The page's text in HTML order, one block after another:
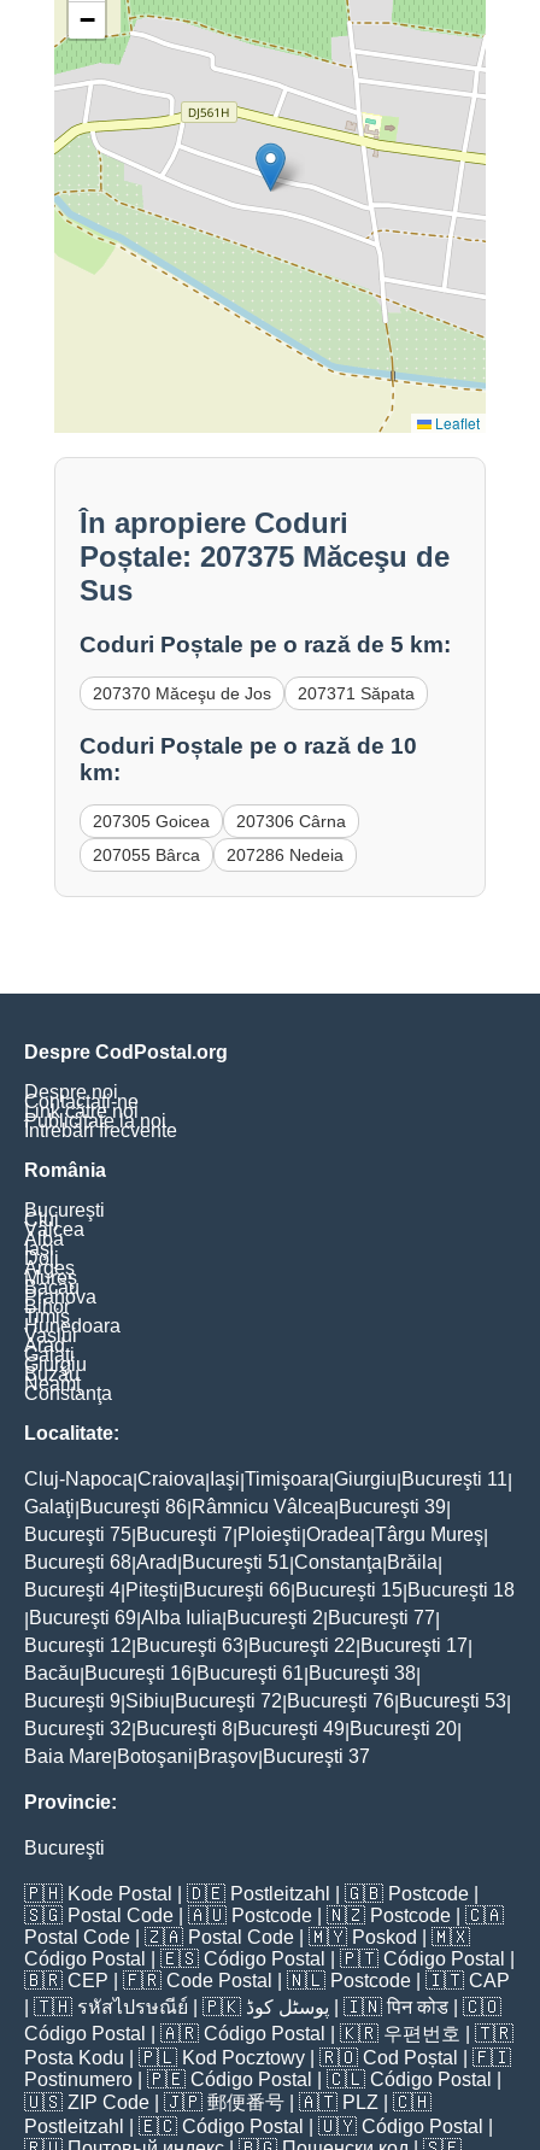
−
Leaflet
În apropiere Coduri
Poștale: 207375 Măceşu de
Sus
Coduri Poștale pe o rază de 5 km:
207370 Măceşu de Jos 207371 Săpata
Coduri Poștale pe o rază de 10
km:
207305 Goicea
207306 Cârna
207055 Bârca
207286 Nedeia
Despre CodPostal.org
Despre noi
Contactați-ne
Link către noi
Publicitate la noi
Întrebări frecvente
România
Bucureşti
Cluj
Vâlcea
Alba
Iaşi
Dolj
Argeş
Mureş
Bacău
Prahova
Bihor
Timiş
Hunedoara
Vaslui
Arad
Galaţi
Giurgiu
Buzău
Neamţ
Constanţa
Localitate:
Cluj-Napoca Craiova Iaşi Timişoara Giurgiu Bucureşti 11
Galaţi Bucureşti 86 Râmnicu Vâlcea Bucureşti 39
Bucureşti 75 Bucureşti 7 Ploieşti Oradea Târgu Mureş
Bucureşti 68 Arad Bucureşti 51 Constanţa Brăila
Bucureşti 4 Piteşti Bucureşti 66 Bucureşti 15 Bucureşti 18
Bucureşti 69 Alba Iulia Bucureşti 2 Bucureşti 77
Bucureşti 12 Bucureşti 63 Bucureşti 22 Bucureşti 17
Bacău Bucureşti 16 Bucureşti 61 Bucureşti 38
Bucureşti 9 Sibiu Bucureşti 72 Bucureşti 76 Bucureşti 53
Bucureşti 32 Bucureşti 8 Bucureşti 49 Bucureşti 20
Baia Mare Botoşani Braşov Bucureşti 37
Provincie:
Bucureşti
🇵🇭 Kode Postal | 🇩🇪 Postleitzahl | 🇬🇧 Postcode
🇸🇬 Postal Code | 🇦🇺 Postcode | 🇳🇿 Postcode | 🇨🇦
Postal Code | 🇿🇦 Postal Code | 🇲🇾 Poskod
| 🇲🇽
Código Postal
| 🇪🇸 Código Postal | 🇵🇹 Código Postal
🇧🇷 CEP | 🇫🇷 Code Postal | 🇳🇱 Postcode | 🇮🇹 CAP
| 🇹🇭 รหัสไปรษณีย์ | 🇵🇰 پوسٹل کوڈ | 🇮🇳पिन कोड | 🇨🇴
Código Postal
| 🇦🇷 Código Postal | 🇰🇷 우편번호
| 🇹🇷
Posta Kodu | 🇵🇱 Kod Pocztowy | 🇷🇴 Cod Poștal
| 🇫🇮
Postinumero | 🇵🇪 Código Postal | 🇨🇱 Código Postal
🇺🇸 ZIP Code | 🇯🇵 郵便番号 | 🇦🇹 PLZ | 🇨🇭
Postleitzahl
| 🇪🇨 Código Postal | 🇺🇾 Código Postal